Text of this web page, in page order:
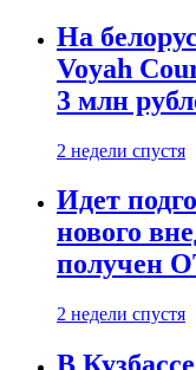
На
Voyah
3 млн
2 недели спустя
Идет
нового
получен
2 недели спустя